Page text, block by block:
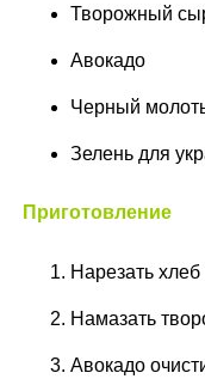
Творожный
Авокадо
Черный
Зелень для
Приготовление
Нарезать
Намазать
Авокадо